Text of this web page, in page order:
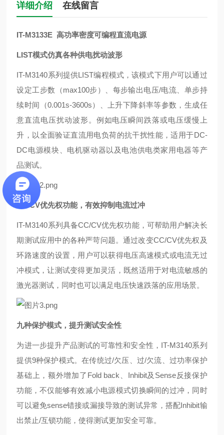
详细介绍 在线留言
IT-M3133E 高功率密度可编程直流电源
LIST模式仿真各种供电扰动波形
IT-M3140系列提供LIST编程模式，该模式下用户可以通过
设定工步数（max100步）、每步输出电压/电流、单步持
续时间（0.001s-3600s）、上升下降斜率等参数，生成任
意直流电压扰动波形。例如电压瞬间跌落或电压缓慢上
升，以全面验证直流用电负荷的抗干扰性能，适用于DC-
DC电源模块、电机驱动器以及电池供电类家用电器等产
品测试。
CC/CV优先权功能，有效抑制电流过冲
IT-M3140系列具备CC/CV优先权功能，可帮助用户解决长
期测试应用中的各种严苛问题。通过改变CC/CV优先权及
环路速度的设置，用户可以获得电压高速模式或电流无过
冲模式，让测试变得更加灵活，既然适用于对电流敏感的
激光器测试，同时也可以满足电压快速跌落的应用场景。
九种保护模式，提升测试安全性
为进一步提升产品测试的可靠性和安全性，IT-M3140系列
提供9种保护模式。在传统过/欠压、过/欠流、过功率保护
基础上，额外增加了Fold back、Inhibit及Sense反接保护
功能，不仅能够有效减小电源模式切换瞬间的过冲，同时
可以避免sense错接或漏接导致的测试异常，搭配Inhibit输
出禁止/互锁功能，使得测试更加安全可靠。